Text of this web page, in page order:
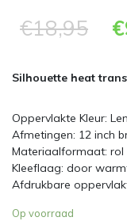
€18,95 €
Silhouette heat
Oppervlakte Kleur:
Afmetingen: 12 inch
Materiaalformaat: rol
Kleeflaag: door
Afdrukbare
Op voorraad